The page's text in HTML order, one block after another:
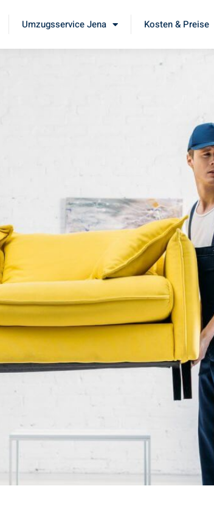
Umzugsservice Jena Kosten & Preise